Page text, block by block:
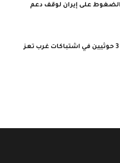
على إيران لوقف دعم